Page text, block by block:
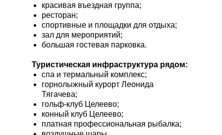
красивая въездная группа;
ресторан;
спортивные и площадки для отдыха;
зал для мероприятий;
большая гостевая парковка.
Туристическая инфраструктура рядом:
спа и термальный комплекс;
горнолыжный курорт Леонида
Тягачева;
гольф-клуб Целеево;
конный клуб Целеево;
платная профессиональная рыбалка;